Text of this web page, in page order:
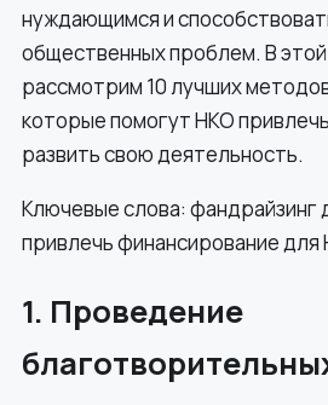
нуждающимся и
общественных проблем. В
рассмотрим 10 лучших
которые помогут НКО
развить свою деятельность.
Ключевые слова: фандрайзинг
привлечь финансирование для
1. Проведение